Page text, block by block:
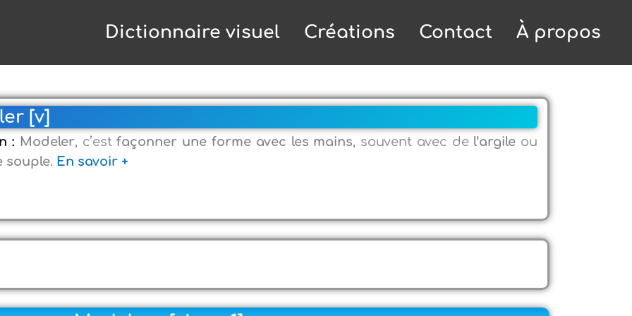
Dictionnaire visuel Créations Contact À propos
[v]
: Modeler, c’estfaçonner une forme avec les mains, souvent avec de l’argile ou
souple. En savoir +